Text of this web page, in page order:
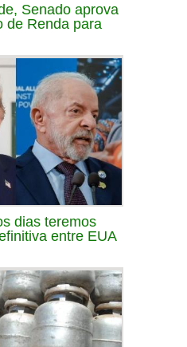
Senado aprova
de Renda para
dias teremos
entre EUA